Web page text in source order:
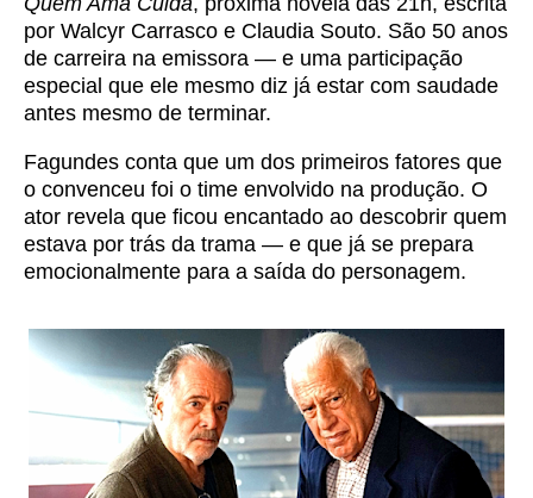
por Walcyr Carrasco e Claudia Souto. São 50 anos
de carreira na emissora — e uma participação
especial que ele mesmo diz já estar com saudade
antes mesmo de terminar.
Fagundes conta que um dos primeiros fatores que
o convenceu foi o time envolvido na produção. O
ator revela que ficou encantado ao descobrir quem
estava por trás da trama — e que já se prepara
emocionalmente para a saída do personagem.